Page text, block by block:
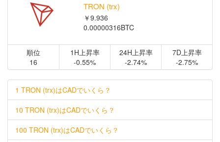
TRON (trx)
￥9.936
0.00000316BTC
順位
16
1H上昇率
-0.55%
24H上昇率
-2.74%
7D上昇率
-2.75%
1 TRON (trx)はCADでいくら？
10 TRON (trx)はCADでいくら？
100 TRON (trx)はCADでいくら？